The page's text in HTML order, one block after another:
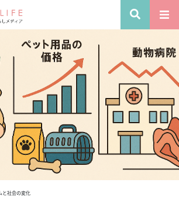
と社会の変化